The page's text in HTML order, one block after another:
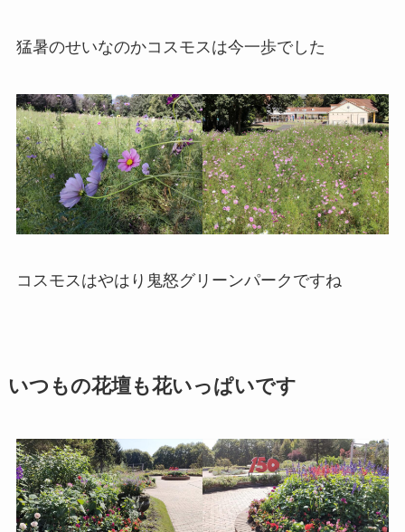
猛暑のせいなのかコスモスは今一歩でした
コスモスはやはり鬼怒グリーンパークですね
いつもの花壇も花いっぱいです